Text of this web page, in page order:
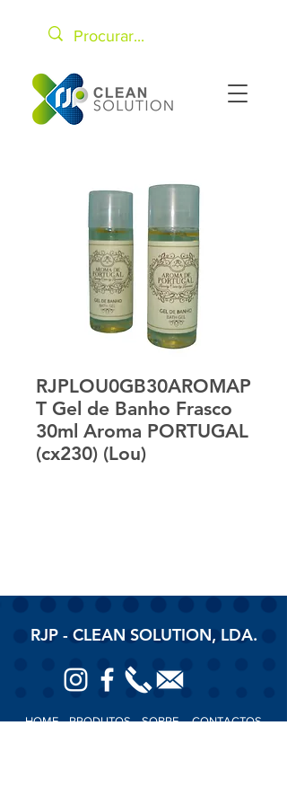
RJPLOU0GB30AROMAP
T Gel de Banho Frasco
30ml Aroma PORTUGAL
(cx230) (Lou)
RJP - CLEAN SOLUTION, LDA.
HOMEPRODUTOSSOBRE CONTACTOS